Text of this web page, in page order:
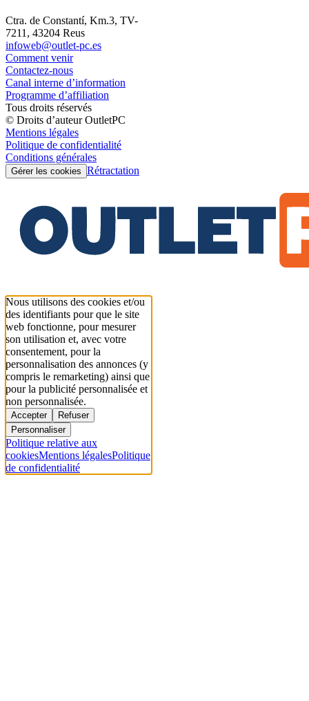
Ctra. de Constantí, Km.3, TV-
7211, 43204 Reus
infoweb@outlet-pc.es
Comment venir
Contactez-nous
Canal interne d’information
Programme d’affiliation
Tous droits réservés
© Droits d’auteur OutletPC
Mentions légales
Politique de confidentialité
Conditions générales
Gérer les cookies Rétractation
Nous utilisons des cookies et/ou
des identifiants pour que le site
web fonctionne, pour mesurer
son utilisation et, avec votre
consentement, pour la
personnalisation des annonces (y
compris le remarketing) ainsi que
pour la publicité personnalisée et
non personnalisée.
Accepter
Refuser
Personnaliser
Politique relative aux
cookiesMentions légalesPolitique
de confidentialité